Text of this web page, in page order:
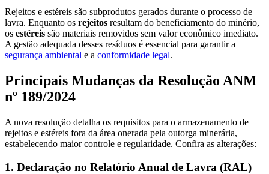
Rejeitos e estéreis são subprodutos gerados durante o processo de
lavra. Enquanto os rejeitos resultam do beneficiamento do minério,
os estéreis são materiais removidos sem valor econômico imediato.
A gestão adequada desses resíduos é essencial para garantir a
segurança ambiental e a conformidade legal.
Principais Mudanças da Resolução ANM
nº 189/2024
A nova resolução detalha os requisitos para o armazenamento de
rejeitos e estéreis fora da área onerada pela outorga minerária,
estabelecendo maior controle e regularidade. Confira as alterações:
1. Declaração no Relatório Anual de Lavra (RAL)